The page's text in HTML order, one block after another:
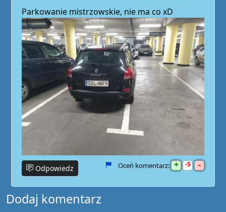
Parkowanie mistrzowskie, nie ma co xD
Odpowiedz Oceń komentarz: + 5 -
Dodaj komentarz